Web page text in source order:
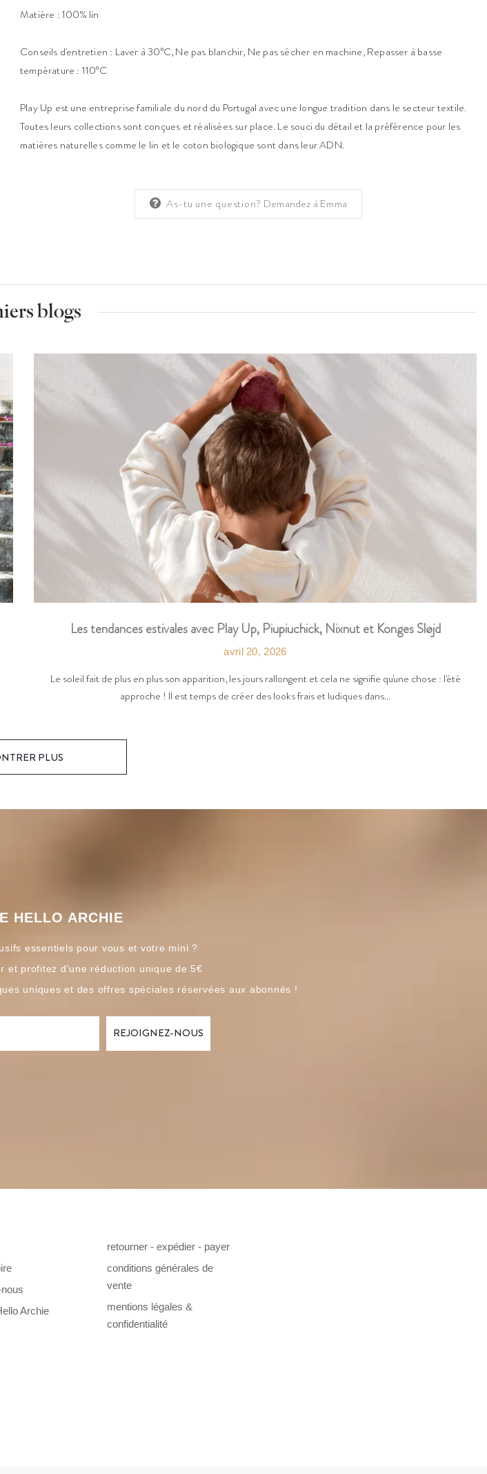
Matière : 100% lin
Conseils d'entretien : Laver à 30°C, Ne pas blanchir, Ne pas sécher en machine, Repasser à basse
température : 110°C
Play Up est une entreprise familiale du nord du Portugal avec une longue tradition dans le secteur textile.
Toutes leurs collections sont conçues et réalisées sur place. Le souci du détail et la préférence pour les
matières naturelles comme le lin et le coton biologique sont dans leur ADN.
As-tu une question? Demandez à Emma
blogs
Les tendances estivales avec Play Up, Piupiuchick, Nixnut et Konges Sløjd
avril 20, 2026
Le soleil fait de plus en plus son apparition, les jours rallongent et cela ne signifie qu'une chose : l'été
approche ! Il est temps de créer des looks frais et ludiques dans...
PLUS
HELLO ARCHIE
essentiels pour vous et votre mini ?
et profitez d'une réduction unique de 5€
uniques et des offres spéciales réservées aux abonnés !
Archie
retourner - expédier - payer
conditions générales de
vente
mentions légales &
confidentialité